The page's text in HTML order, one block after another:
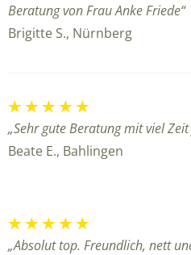
Beratung von Frau Anke Friede“
Brigitte S., Nürnberg
„Sehr gute Beratung mit viel
Beate E., Bahlingen
„Absolut top. Freundlich, nett